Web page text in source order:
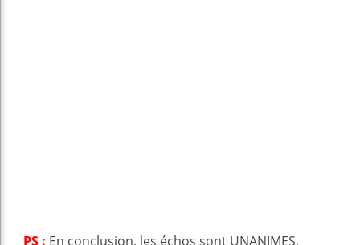
PS : En conclusion, les échos sont UNANIMES,